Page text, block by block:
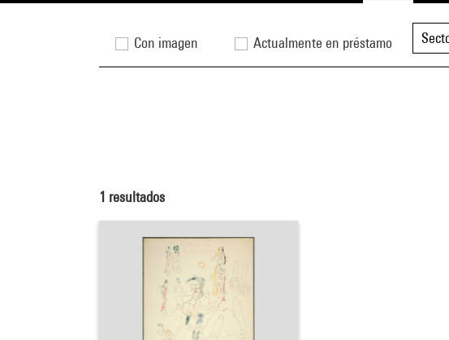
Con imagen Actualmente en préstamo
1 resultados